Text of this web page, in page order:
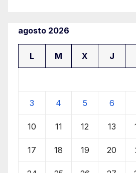
agosto 2026
L M X J
3 4 5 6
10 11 12 13
17 18 19 20